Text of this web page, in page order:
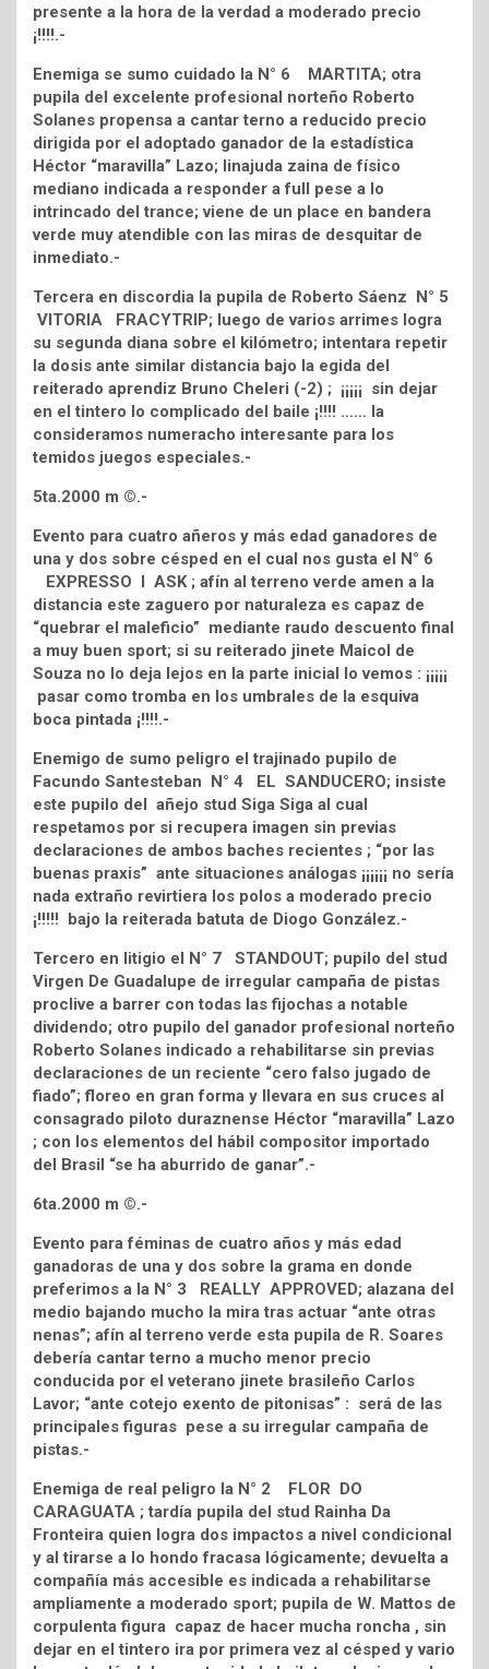
presente a la hora de la verdad a moderado precio
¡!!!!.-
Enemiga se sumo cuidado la N° 6 MARTITA; otra
pupila del excelente profesional norteño Roberto
Solanes propensa a cantar terno a reducido precio
dirigida por el adoptado ganador de la estadística
Héctor “maravilla” Lazo; linajuda zaina de físico
mediano indicada a responder a full pese a lo
intrincado del trance; viene de un place en bandera
verde muy atendible con las miras de desquitar de
inmediato.-
Tercera en discordia la pupila de Roberto Sáenz N° 5
VITORIA FRACYTRIP; luego de varios arrimes logra
su segunda diana sobre el kilómetro; intentara repetir
la dosis ante similar distancia bajo la egida del
reiterado aprendiz Bruno Cheleri (-2) ; ¡¡¡¡¡ sin dejar
en el tintero lo complicado del baile ¡!!!! …… la
consideramos numeracho interesante para los
temidos juegos especiales.-
5ta.2000 m ©.-
Evento para cuatro añeros y más edad ganadores de
una y dos sobre césped en el cual nos gusta el N° 6
EXPRESSO I ASK ; afín al terreno verde amen a la
distancia este zaguero por naturaleza es capaz de
“quebrar el maleficio” mediante raudo descuento final
a muy buen sport; si su reiterado jinete Maicol de
Souza no lo deja lejos en la parte inicial lo vemos : ¡¡¡¡¡
pasar como tromba en los umbrales de la esquiva
boca pintada ¡!!!!.-
Enemigo de sumo peligro el trajinado pupilo de
Facundo Santesteban N° 4 EL SANDUCERO; insiste
este pupilo del añejo stud Siga Siga al cual
respetamos por si recupera imagen sin previas
declaraciones de ambos baches recientes ; “por las
buenas praxis” ante situaciones análogas ¡¡¡¡¡¡ no sería
nada extraño revirtiera los polos a moderado precio
¡!!!!! bajo la reiterada batuta de Diogo González.-
Tercero en litigio el N° 7 STANDOUT; pupilo del stud
Virgen De Guadalupe de irregular campaña de pistas
proclive a barrer con todas las fijochas a notable
dividendo; otro pupilo del ganador profesional norteño
Roberto Solanes indicado a rehabilitarse sin previas
declaraciones de un reciente “cero falso jugado de
fiado”; floreo en gran forma y llevara en sus cruces al
consagrado piloto duraznense Héctor “maravilla” Lazo
; con los elementos del hábil compositor importado
del Brasil “se ha aburrido de ganar”.-
6ta.2000 m ©.-
Evento para féminas de cuatro años y más edad
ganadoras de una y dos sobre la grama en donde
preferimos a la N° 3 REALLY APPROVED; alazana del
medio bajando mucho la mira tras actuar “ante otras
nenas”; afín al terreno verde esta pupila de R. Soares
debería cantar terno a mucho menor precio
conducida por el veterano jinete brasileño Carlos
Lavor; “ante cotejo exento de pitonisas” : será de las
principales figuras pese a su irregular campaña de
pistas.-
Enemiga de real peligro la N° 2 FLOR DO
CARAGUATA ; tardía pupila del stud Rainha Da
Fronteira quien logra dos impactos a nivel condicional
y al tirarse a lo hondo fracasa lógicamente; devuelta a
compañía más accesible es indicada a rehabilitarse
ampliamente a moderado sport; pupila de W. Mattos de
corpulenta figura capaz de hacer mucha roncha , sin
dejar en el tintero ira por primera vez al césped y vario